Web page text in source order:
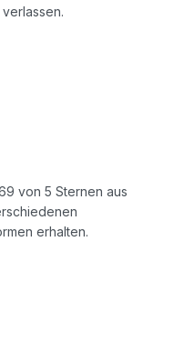
von 5 Sternen aus
erhalten.